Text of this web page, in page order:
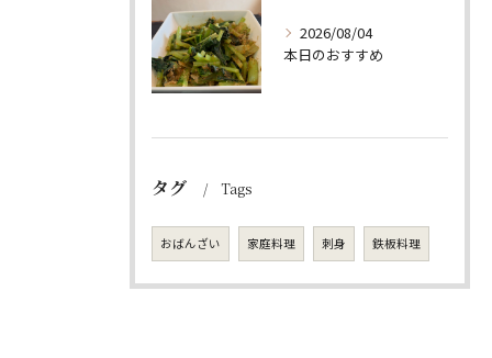
2026/08/04
本日のおすすめ
タグ Tags
おばんざい 家庭料理 刺身 鉄板料理